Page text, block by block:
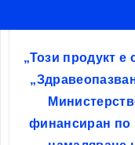
„Този продукт е
финансиран по